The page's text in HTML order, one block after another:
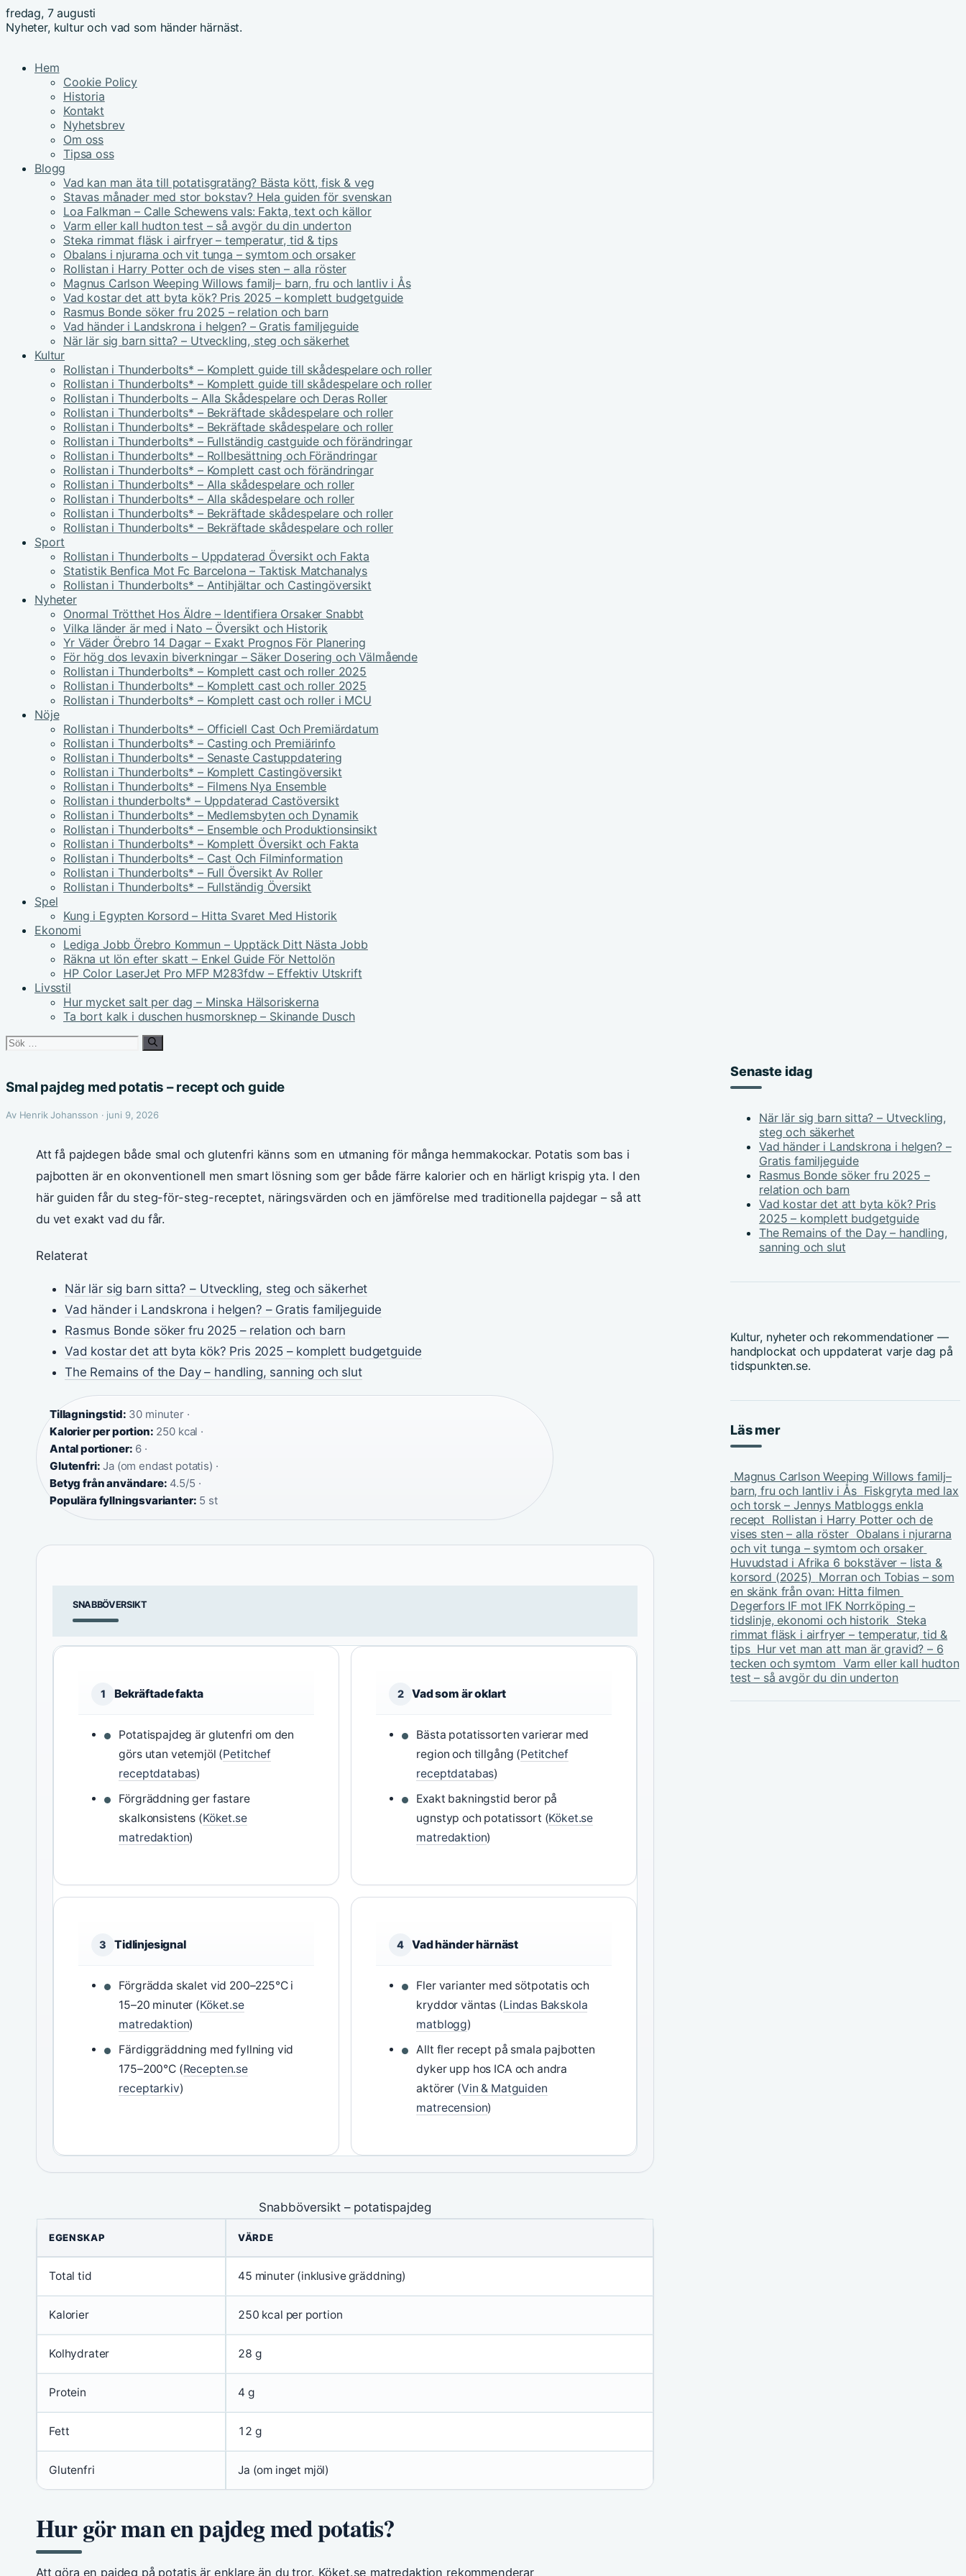
fredag, 7 augusti
Nyheter, kultur och vad som händer härnäst.
Hem
Cookie Policy
Historia
Kontakt
Nyhetsbrev
Om oss
Tipsa oss
Blogg
Vad kan man äta till potatisgratäng? Bästa kött, fisk & veg
Stavas månader med stor bokstav? Hela guiden för svenskan
Loa Falkman – Calle Schewens vals: Fakta, text och källor
Varm eller kall hudton test – så avgör du din underton
Steka rimmat fläsk i airfryer – temperatur, tid & tips
Obalans i njurarna och vit tunga – symtom och orsaker
Rollistan i Harry Potter och de vises sten – alla röster
Magnus Carlson Weeping Willows familj– barn, fru och lantliv i Ås
Vad kostar det att byta kök? Pris 2025 – komplett budgetguide
Rasmus Bonde söker fru 2025 – relation och barn
Vad händer i Landskrona i helgen? – Gratis familjeguide
När lär sig barn sitta? – Utveckling, steg och säkerhet
Kultur
Rollistan i Thunderbolts* – Komplett guide till skådespelare och roller
Rollistan i Thunderbolts* – Komplett guide till skådespelare och roller
Rollistan i Thunderbolts – Alla Skådespelare och Deras Roller
Rollistan i Thunderbolts* – Bekräftade skådespelare och roller
Rollistan i Thunderbolts* – Bekräftade skådespelare och roller
Rollistan i Thunderbolts* – Fullständig castguide och förändringar
Rollistan i Thunderbolts* – Rollbesättning och Förändringar
Rollistan i Thunderbolts* – Komplett cast och förändringar
Rollistan i Thunderbolts* – Alla skådespelare och roller
Rollistan i Thunderbolts* – Alla skådespelare och roller
Rollistan i Thunderbolts* – Bekräftade skådespelare och roller
Rollistan i Thunderbolts* – Bekräftade skådespelare och roller
Sport
Rollistan i Thunderbolts – Uppdaterad Översikt och Fakta
Statistik Benfica Mot Fc Barcelona – Taktisk Matchanalys
Rollistan i Thunderbolts* – Antihjältar och Castingöversikt
Nyheter
Onormal Trötthet Hos Äldre – Identifiera Orsaker Snabbt
Vilka länder är med i Nato – Översikt och Historik
Yr Väder Örebro 14 Dagar – Exakt Prognos För Planering
För hög dos levaxin biverkningar – Säker Dosering och Välmående
Rollistan i Thunderbolts* – Komplett cast och roller 2025
Rollistan i Thunderbolts* – Komplett cast och roller 2025
Rollistan i Thunderbolts* – Komplett cast och roller i MCU
Nöje
Rollistan i Thunderbolts* – Officiell Cast Och Premiärdatum
Rollistan i Thunderbolts* – Casting och Premiärinfo
Rollistan i Thunderbolts* – Senaste Castuppdatering
Rollistan i Thunderbolts* – Komplett Castingöversikt
Rollistan i Thunderbolts* – Filmens Nya Ensemble
Rollistan i thunderbolts* – Uppdaterad Castöversikt
Rollistan i Thunderbolts* – Medlemsbyten och Dynamik
Rollistan i Thunderbolts* – Ensemble och Produktionsinsikt
Rollistan i Thunderbolts* – Komplett Översikt och Fakta
Rollistan i Thunderbolts* – Cast Och Filminformation
Rollistan i Thunderbolts* – Full Översikt Av Roller
Rollistan i Thunderbolts* – Fullständig Översikt
Spel
Kung i Egypten Korsord – Hitta Svaret Med Historik
Ekonomi
Lediga Jobb Örebro Kommun – Upptäck Ditt Nästa Jobb
Räkna ut lön efter skatt – Enkel Guide För Nettolön
HP Color LaserJet Pro MFP M283fdw – Effektiv Utskrift
Livsstil
Hur mycket salt per dag – Minska Hälsoriskerna
Ta bort kalk i duschen husmorsknep – Skinande Dusch
Sök
Smal pajdeg med potatis – recept och guide
Av Henrik Johansson · juni 9, 2026
Att få pajdegen både smal och glutenfri känns som en utmaning för många hemmakockar. Potatis som bas i
pajbotten är en okonventionell men smart lösning som ger både färre kalorier och en härligt krispig yta. I den
här guiden får du steg-för-steg-receptet, näringsvärden och en jämförelse med traditionella pajdegar – så att
du vet exakt vad du får.
Relaterat
När lär sig barn sitta? – Utveckling, steg och säkerhet
Vad händer i Landskrona i helgen? – Gratis familjeguide
Rasmus Bonde söker fru 2025 – relation och barn
Vad kostar det att byta kök? Pris 2025 – komplett budgetguide
The Remains of the Day – handling, sanning och slut
Tillagningstid: 30 minuter ·
Kalorier per portion: 250 kcal ·
Antal portioner: 6 ·
Glutenfri: Ja (om endast potatis) ·
Betyg från användare: 4.5/5 ·
Populära fyllningsvarianter: 5 st
SNABBÖVERSIKT
1 Bekräftade fakta
Potatispajdeg är glutenfri om den
görs utan vetemjöl (Petitchef
receptdatabas)
Förgräddning ger fastare
skalkonsistens (Köket.se
matredaktion)
2 Vad som är oklart
Bästa potatissorten varierar med
region och tillgång (Petitchef
receptdatabas)
Exakt bakningstid beror på
ugnstyp och potatissort (Köket.se
matredaktion)
3 Tidlinjesignal
Förgrädda skalet vid 200–225°C i
15–20 minuter (Köket.se
matredaktion)
Färdiggräddning med fyllning vid
175–200°C (Recepten.se
receptarkiv)
4 Vad händer härnäst
Fler varianter med sötpotatis och
kryddor väntas (Lindas Bakskola
matblogg)
Allt fler recept på smala pajbotten
dyker upp hos ICA och andra
aktörer (Vin & Matguiden
matrecension)
Snabböversikt – potatispajdeg
EGENSKAP VÄRDE
Total tid 45 minuter (inklusive gräddning)
Kalorier 250 kcal per portion
Kolhydrater 28 g
Protein 4 g
Fett 12 g
Glutenfri Ja (om inget mjöl)
Hur gör man en pajdeg med potatis?
Att göra en pajdeg på potatis är enklare än du tror. Köket.se matredaktion rekommenderar
Senaste idag
När lär sig barn sitta? – Utveckling,
steg och säkerhet
Vad händer i Landskrona i helgen? –
Gratis familjeguide
Rasmus Bonde söker fru 2025 –
relation och barn
Vad kostar det att byta kök? Pris
2025 – komplett budgetguide
The Remains of the Day – handling,
sanning och slut
Kultur, nyheter och rekommendationer —
handplockat och uppdaterat varje dag på
tidspunkten.se.
Läs mer
Magnus Carlson Weeping Willows familj–
barn, fru och lantliv i Ås Fiskgryta med lax
och torsk – Jennys Matbloggs enkla
recept Rollistan i Harry Potter och de
vises sten – alla röster Obalans i njurarna
och vit tunga – symtom och orsaker
Huvudstad i Afrika 6 bokstäver – lista &
korsord (2025) Morran och Tobias – som
en skänk från ovan: Hitta filmen
Degerfors IF mot IFK Norrköping –
tidslinje, ekonomi och historik Steka
rimmat fläsk i airfryer – temperatur, tid &
tips Hur vet man att man är gravid? – 6
tecken och symtom Varm eller kall hudton
test – så avgör du din underton